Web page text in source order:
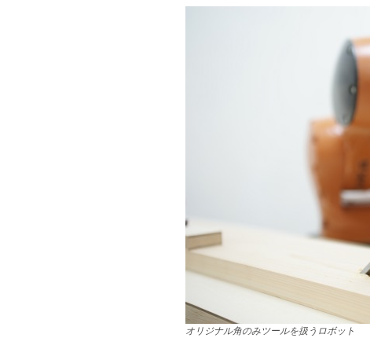
オリジナル角のみツールを扱うロボット